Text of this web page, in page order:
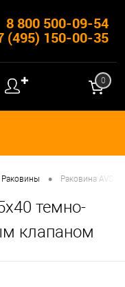
8 800 500-09-54
(495) 150-00-35
✚ 0
Раковины • Раковина AVS
темно-
клапаном